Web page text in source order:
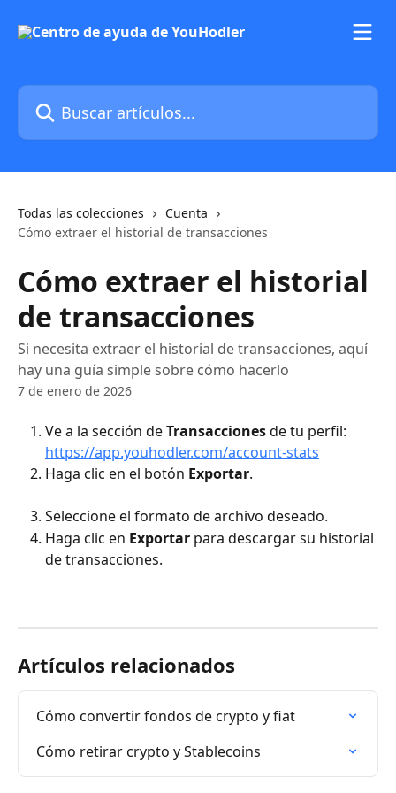
Buscar artículos...
Todas las colecciones
Cuenta
Cómo extraer el historial de transacciones
Cómo extraer el historial
de transacciones
Si necesita extraer el historial de transacciones, aquí
hay una guía simple sobre cómo hacerlo
7 de enero de 2026
Ve a la sección de Transacciones de tu perfil:
https://app.youhodler.com/account-stats
Haga clic en el botón Exportar.
Seleccione el formato de archivo deseado.
Haga clic en Exportar para descargar su historial
de transacciones.
Artículos relacionados
Cómo convertir fondos de crypto y fiat
Cómo retirar crypto y Stablecoins